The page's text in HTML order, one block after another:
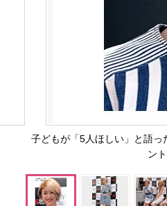
子どもが「5人ほしい」と語
ン